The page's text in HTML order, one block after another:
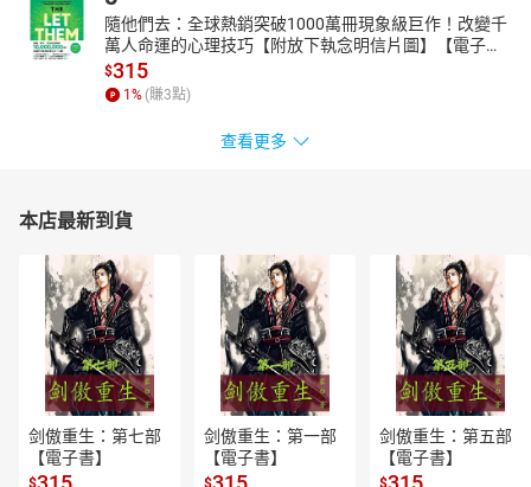
與拍攝技法以20堂課程，針對18個不同的拍攝主題與得獎作品，逐
一進行剖析與解說。此外，更特別邀請攝影比賽評審與金牌得主，
傳授創作者們不為人知的獲獎「關鍵因素」與「拍攝技巧」！第01
堂課 令人感動瞬間的拍攝訣竅第02堂課 如何掌控色彩與光線營造出
主題第03堂課 與眾不同的巧思與視角第04堂課 日出日落色溫的拍攝
與運用第05堂課 藍色調的拍攝與運用第06堂課 慢速快門表現—動靜
廟會要掌握的主題與拍攝技法第11堂課 不同的攝影眼—虛實之間，
補光的拍攝技巧第14堂課 容易吸引目光的逆光拍攝技巧第15堂課 花
鳥之美第16堂課 特殊拍攝技巧的應用第17堂課 用心看台灣—樸實、
自然、單純的拍攝觀念第18堂課 煙火的拍攝第19堂課 攝影比賽評審
的建議第20堂課 攝影比賽達人的建議Ch. 4 黑卡的運用與製作在風
景攝影，特別是拍攝晨昏日出日落時，「黑卡」是一門一定要精通
的技術。但是使用方式因人而異，甚至還出現南北大不同的情
況！？本章節，將一口氣公佈許多人所不願傳授的黑卡操作技法！1
黑卡的使用原理2 黑卡的製作與使用3 另一種黑卡—甜甜圈散景的拍
攝法Ch. 5 完美作品的後製技巧一張完美的作品，除了器材、拍攝技
隨他們去：全球熱銷突破1000萬冊現象級巨作！改變千
萬人命運的心理技巧【附放下執念明信片圖】【電子
書】
$315
1 % (賺3點)
查看更多
本店最新到貨
剑傲重生：第七部
【電子書】
剑傲重生：第一部
【電子書】
剑傲重生：第五部
【電子書】